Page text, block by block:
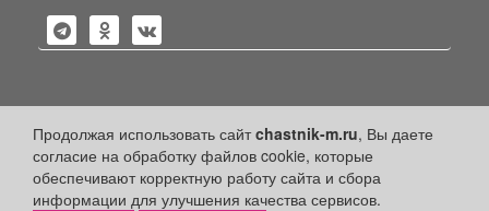
Продолжая использовать сайтchastnik-m.ru, Вы даете
согласие на обработку файлов cookie, которые
обеспечивают корректную работу сайта и сбора
информации для улучшения качества сервисов.
Политика конфиденциальности
Публикации с пометкой «Реклама», «На правах рекламы»,
«Партнёрский проект» оплачены рекламодателем.
Редакция сайта не несет ответственности за достоверность